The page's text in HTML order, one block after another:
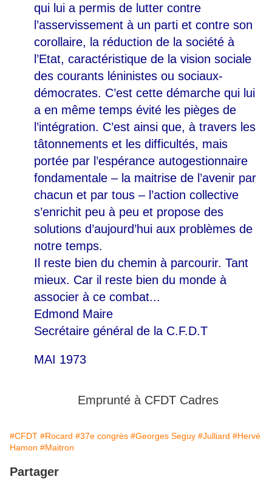
qui lui a permis de lutter contre
l’asservissement à un parti et contre son
corollaire, la réduction de la société à
l’Etat, caractéristique de la vision sociale
des courants léninistes ou sociaux-
démocrates. C’est cette démarche qui lui
a en même temps évité les pièges de
l’intégration. C’est ainsi que, à travers les
tâtonnements et les difficultés, mais
portée par l’espérance autogestionnaire
fondamentale – la maitrise de l’avenir par
chacun et par tous – l’action collective
s’enrichit peu à peu et propose des
solutions d’aujourd’hui aux problèmes de
notre temps.
Il reste bien du chemin à parcourir. Tant
mieux. Car il reste bien du monde à
associer à ce combat...
Edmond Maire
Secrétaire général de la C.F.D.T
MAI 1973
Emprunté à CFDT Cadres
#CFDT #Rocard #37e congrès #Georges Seguy #Julliard #Hervé
Hamon #Maitron
Partager